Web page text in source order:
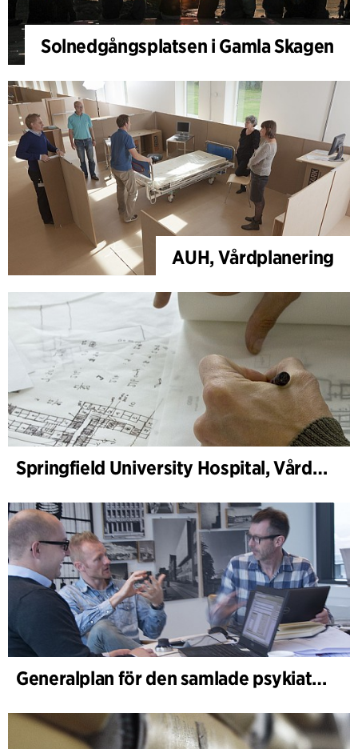
Solnedgångsplatsen i Gamla Skagen
AUH, Vårdplanering
Springfield University Hospital, Vårdplanering
Generalplan för den samlade psykiatrin i Region Syddanmark, Vårdplanering